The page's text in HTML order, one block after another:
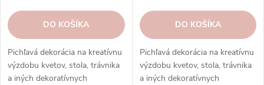
DO KOŠÍKA
Pichľavá dekorácia na kreatívnu
výzdobu kvetov, stola, trávnika
a iných dekoratívnych
DO KOŠÍKA
Pichľavá dekorácia na kreatívnu
výzdobu kvetov, stola, trávnika
a iných dekoratívnych